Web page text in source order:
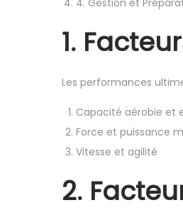
4. Gestion et
1.
Les performances
Capacité aérobie et
Force et puissance
Vitesse et agilité
2.